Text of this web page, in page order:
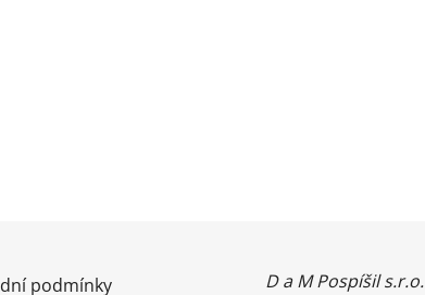
podmínky
D a M Pospíšil s.r.o.